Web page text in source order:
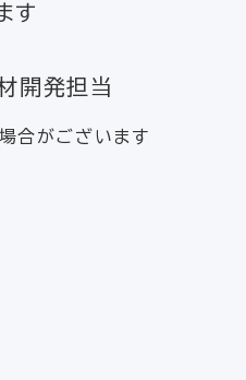
す
開発担当
合がございます